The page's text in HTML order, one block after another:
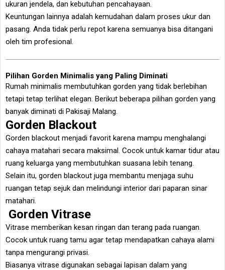
ukuran jendela, dan kebutuhan pencahayaan.
Keuntungan lainnya adalah kemudahan dalam proses ukur dan
pasang. Anda tidak perlu repot karena semuanya bisa ditangani
oleh tim profesional.
Pilihan Gorden Minimalis yang Paling Diminati
Rumah minimalis membutuhkan gorden yang tidak berlebihan
tetapi tetap terlihat elegan. Berikut beberapa pilihan gorden yang
banyak diminati di Pakisaji Malang.
Gorden Blackout
Gorden blackout menjadi favorit karena mampu menghalangi
cahaya matahari secara maksimal. Cocok untuk kamar tidur atau
ruang keluarga yang membutuhkan suasana lebih tenang.
Selain itu, gorden blackout juga membantu menjaga suhu
ruangan tetap sejuk dan melindungi interior dari paparan sinar
matahari.
Gorden Vitrase
Vitrase memberikan kesan ringan dan terang pada ruangan.
Cocok untuk ruang tamu agar tetap mendapatkan cahaya alami
tanpa mengurangi privasi.
Biasanya vitrase digunakan sebagai lapisan dalam yang